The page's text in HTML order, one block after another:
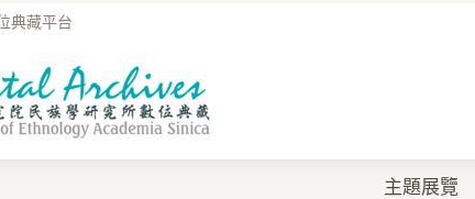
典藏平台
主題展覽